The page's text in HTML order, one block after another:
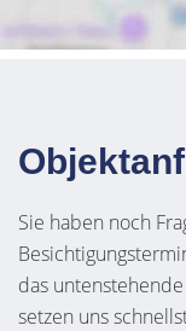
Sie haben noch
das
setzen uns